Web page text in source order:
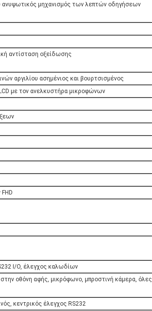
ανυψωτικός μηχανισμός των λεπτών οδηγήσεων
αντίσταση οξείδωσης
αργιλίου ασημένιος και βουρτσισμένος
με τον ανελκυστήρα μικροφώνων
I/O, έλεγχος καλωδίων
οθόνη αφής, μικρόφωνο, μπροστινή κάμερα, όλες
κεντρικός έλεγχος RS232